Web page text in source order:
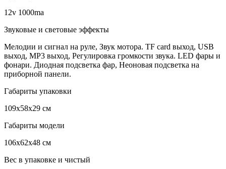
12v 1000ma
Звуковые и световые эффекты
Мелодии и сигнал на руле, Звук мотора. TF card выход, USB
выход, MP3 выход, Регулировка громкости звука. LED фары и
фонари. Диодная подсветка фар, Неоновая подсветка на
приборной панели.
Габариты упаковки
109х58х29 см
Габариты модели
106х62х48 см
Вес в упаковке и чистый